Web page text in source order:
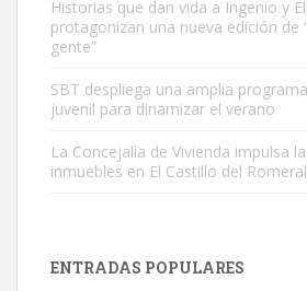
hembra, 4 años. Por motivos personales ...
Leales.org » Gran Canaria
Historias que dan vida a Ingenio y
protagonizan una nueva edición de
gente”
SBT despliega una amplia
juvenil para dinamizar el verano
La Concejalía de Vivienda impulsa
inmuebles en El Castillo del Romeral
ENTRADAS POPULARES